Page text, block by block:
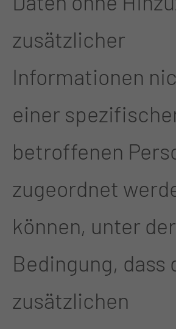
zusätzlicher
Informationen
einer
betroffenen
zugeordnet
können, unter der
Bedingung, dass
zusätzlichen